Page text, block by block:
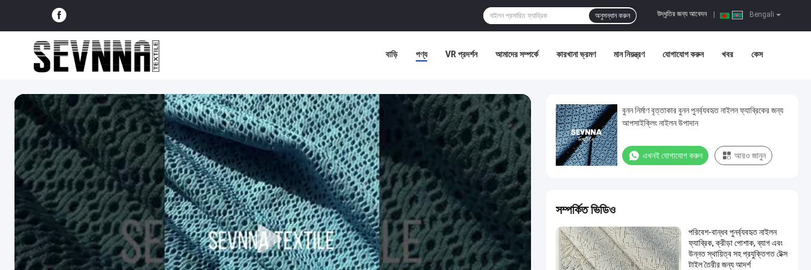
Bengali
উদ্ধৃতির জন্য আবেদন
অনুসন্ধান করুন
বাড়ি পণ্য VR প্রদর্শন আমাদের সম্পর্কে কারখানা ভ্রমণ মান নিয়ন্ত্রণ যোগাযোগ করুন খবর কেস
বুনন নির্মাণ বৃত্তাকার বুনন পুনর্ব্যবহৃত নাইলন ফ্যাব্রিকের জন্য
আপসাইক্লিং নাইলন উপাদান
এখনই যোগাযোগ করুন আরও জানুন
সম্পর্কিত ভিডিও
পরিবেশ-বান্ধব পুনর্ব্যবহৃত নাইলন
ফ্যাব্রিক, ক্রীড়া পোশাক, ব্যাগ এবং
উন্নত স্থায়িত্ব সহ প্রযুক্তিগত টেক্স
টাইল তৈরীর জন্য আদর্শ